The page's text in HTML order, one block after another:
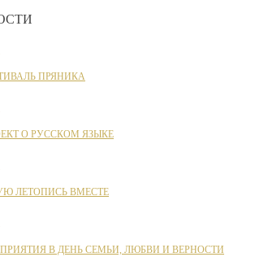
ПРЯНИКА
О РУССКОМ ЯЗЫКЕ
ЛЕТОПИСЬ ВМЕСТЕ
В ДЕНЬ СЕМЬИ, ЛЮБВИ И ВЕРНОСТИ